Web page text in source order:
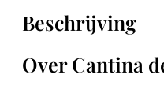
–
a
n
Beschrijving
Over Cantina